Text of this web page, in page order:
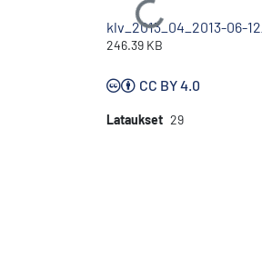
Ladataan...
klv_2013_04_2013-06-
246.39 KB
CC BY 4.0
Lataukset 29